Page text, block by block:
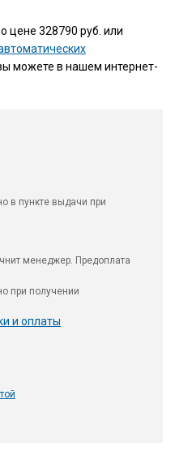
цене 328790 руб. или
можете в нашем интернет-
в пункте выдачи при
менеджер. Предоплата
при получении
и оплаты